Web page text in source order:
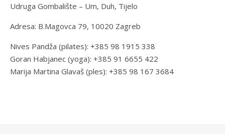
Udruga Gombalište – Um, Duh, Tijelo
Adresa: B.Magovca 79, 10020 Zagreb
Nives Pandža (pilates): +385 98 1915 338
Goran Habjanec (yoga): +385 91 6655 422
Marija Martina Glavaš (ples): +385 98 167 3684